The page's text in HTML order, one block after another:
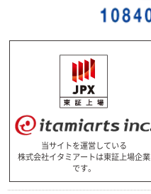
当サイトを運営している
株式会社イタミアートは東証上場企業
です。